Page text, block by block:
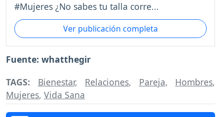
#Mujeres ¿No sabes tu talla corre...
Ver publicación completa
Fuente: whatthegir
TAGS: Bienestar, Relaciones, Pareja, Hombres,
Mujeres, Vida Sana